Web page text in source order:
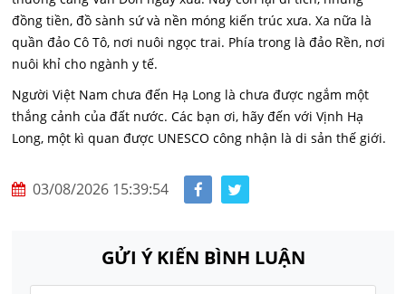
đồng tiền, đồ sành sứ và nền móng kiến trúc xưa. Xa nữa là
quần đảo Cô Tô, nơi nuôi ngọc trai. Phía trong là đảo Rền, nơi
nuôi khỉ cho ngành y tế.
Người Việt Nam chưa đến Hạ Long là chưa được ngắm một
thắng cảnh của đất nước. Các bạn ơi, hãy đến với Vịnh Hạ
Long, một kì quan được UNESCO công nhận là di sản thế giới.
03/08/2026 15:39:54
GỬI Ý KIẾN BÌNH LUẬN